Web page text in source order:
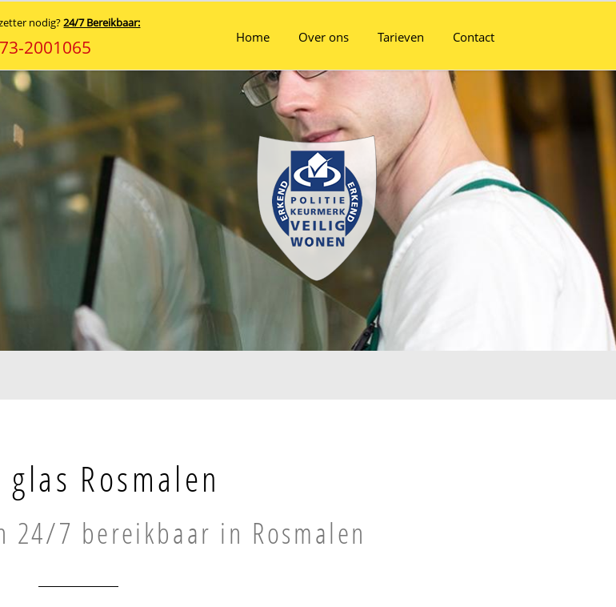
nodig?24/7 Bereikbaar:
2001065 Home Over ons Tarieven Contact
glas Rosmalen
24/7 bereikbaar in Rosmalen